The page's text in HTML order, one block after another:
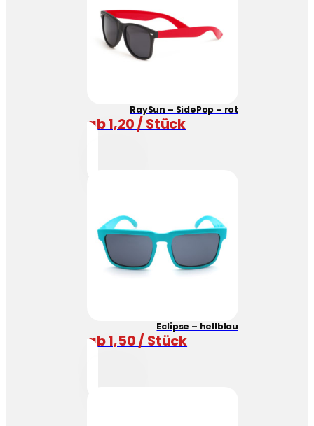
RaySun – SidePop – rot
ab 1,20 / Stück
Eclipse – hellblau
ab 1,50 / Stück